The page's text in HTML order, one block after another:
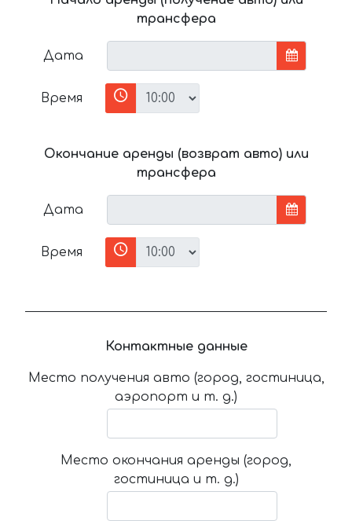
трансфера
Дата
Время
Окончание аренды (возврат авто) или
трансфера
Дата
Время
Контактные данные
Место получения авто (город, гостиница,
аэропорт и т. д.)
Место окончания аренды (город,
гостиница и т. д.)